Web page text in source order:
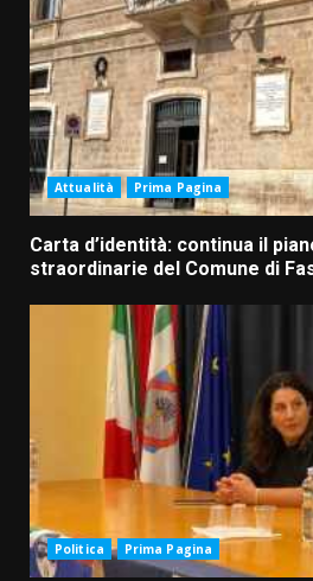
Attualità Prima Pagina
Carta d’identità: continua il
straordinarie del Comune di
Politica Prima Pagina